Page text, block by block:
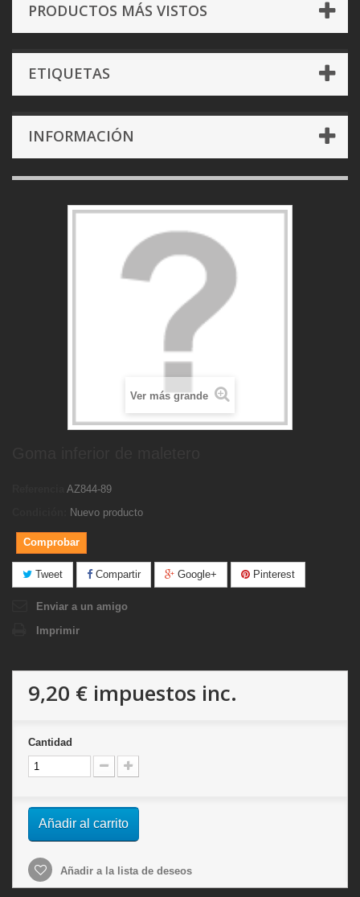
PRODUCTOS MÁS VISTOS
ETIQUETAS
INFORMACIÓN
Ver más grande
AZ844-89
Nuevo producto
Comprobar
Tweet Compartir Google+ Pinterest
Enviar a un amigo
Imprimir
9,20 € impuestos inc.
Cantidad
Añadir al carrito
Añadir a la lista de deseos